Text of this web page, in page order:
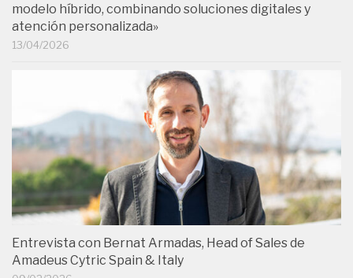
modelo híbrido, combinando soluciones digitales y
atención personalizada»
13/04/2026
Entrevista con Bernat Armadas, Head of Sales de
Amadeus Cytric Spain & Italy